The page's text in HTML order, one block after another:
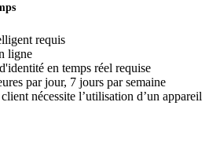
requis
ligne
en temps réel requise
par jour, 7 jours par semaine
nécessite l’utilisation d’un appareil